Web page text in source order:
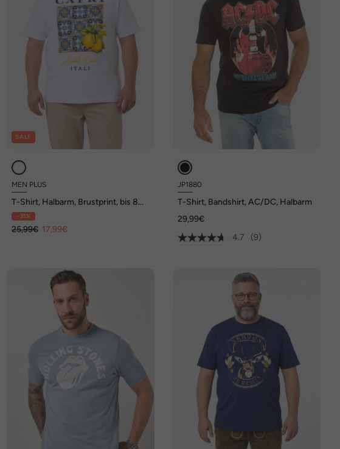
SALE
MEN PLUS
T-Shirt, Halbarm, Brustprint, bis 8
XL- 31%
25,99€ 17,99€
JP1880
T-Shirt, Bandshirt, AC/DC, Halbarm
29,99€
4.7
(9)